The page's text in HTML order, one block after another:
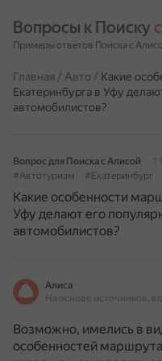
Вопросы к Поиску
Примеры ответов Поиска с
Главная / Авто / Какие
Екатеринбурга в Уфу
автомобилистов?
Вопрос для Поиска с Алисой
#Автотуризм
#Екатеринбург
Какие особенности
Уфу делают его
автомобилистов?
Алиса
Возможно, имелись в
особенностей